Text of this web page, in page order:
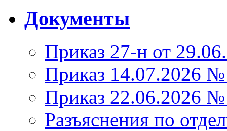
Документы
Приказ 27-н от
Приказ 14.07.2026
Приказ 22.06.2026
Разъяснения по